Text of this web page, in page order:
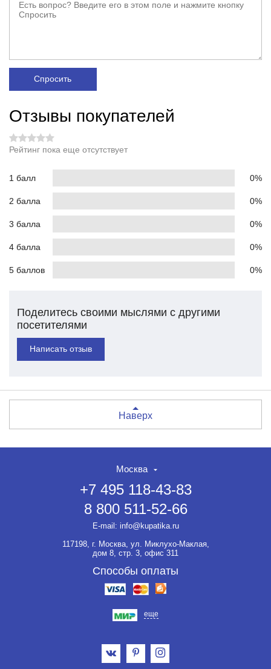
Спросить
Отзывы покупателей
Рейтинг пока еще отсутствует
1 балл 0%
2 балла 0%
3 балла 0%
4 балла 0%
5 баллов 0%
Поделитесь своими мыслями с другими
посетителями
Написать отзыв
Наверх
Москва
+7 495 118-43-83
8 800 511-52-66
E-mail: info@kupatika.ru
117198, г. Москва, ул. Миклухо-Маклая,
дом 8, стр. 3, офис 311
Способы оплаты
еще